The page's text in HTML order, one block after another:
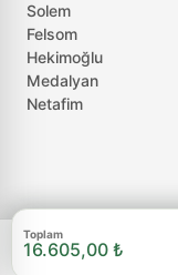
Solem
Felsom
Hekimoğlu
Medalyan
Netafim
Toplam
16.605,00 ₺